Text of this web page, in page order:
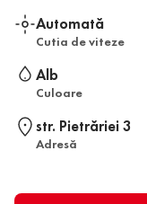
Automată
Cutia de viteze
Alb
Culoare
str. Pietrăriei 3
Adresă